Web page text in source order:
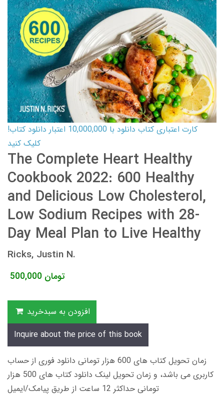
کارت اعتباری کتاب دانلود با 10,000,000 اعتبار دانلود کتاب!
کلیک کنید
The Complete Heart Healthy
Cookbook 2022: 600 Healthy
and Delicious Low Cholesterol,
Low Sodium Recipes with 28-
Day Meal Plan to Live Healthy
Ricks, Justin N.
500,000 تومان
افزودن به سبدخرید
Inquire about the price of this book
زمان تحویل کتاب های 600 هزار تومانی دانلود فوری از حساب
کاربری می باشد، و زمان تحویل لینک دانلود کتاب های 500 هزار
تومانی حداکثر 12 ساعت از طریق پیامک/ایمیل